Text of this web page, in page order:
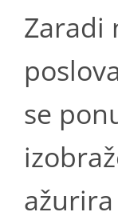
Zaradi
se